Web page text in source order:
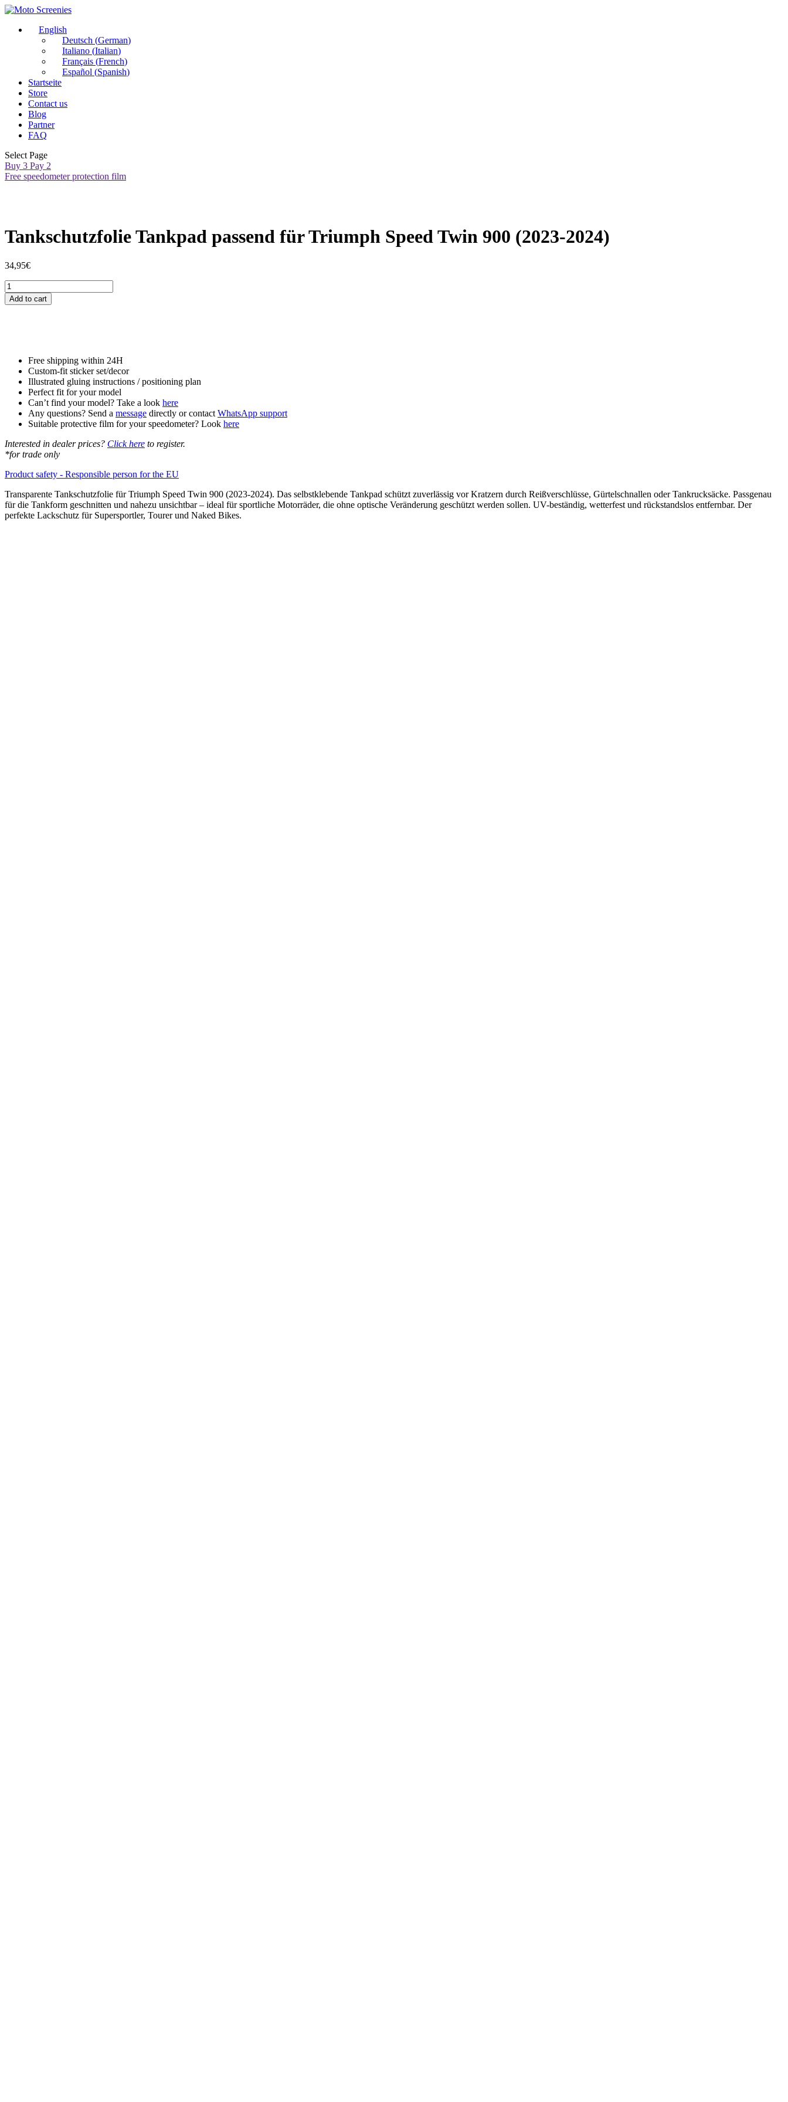
English
Deutsch (German)
Italiano (Italian)
Français (French)
Español (Spanish)
Startseite
Store
Contact us
Blog
Partner
FAQ
Select Page
Buy 3 Pay 2
Free speedometer protection film
Tankschutzfolie Tankpad passend für Triumph Speed Twin 900 (2023-2024)
34,95€
Tankschutzfolie
Tankpad
passend
(2023-
2024)
quantity
Add to cart
Free shipping within 24H
Custom-fit sticker set/decor
Illustrated gluing instructions / positioning plan
Perfect fit for your model
Can’t find your model? Take a look here
Any questions? Send a message directly or contact WhatsApp support
Suitable protective film for your speedometer? Look here
Interested in dealer prices? Click here to register.
*for trade only
Product safety - Responsible person for the EU
Transparente Tankschutzfolie für Triumph Speed Twin 900 (2023-2024). Das selbstklebende Tankpad schützt zuverlässig vor Kratzern durch Reißverschlüsse, Gürtelschnallen oder Tankrucksäcke. Passgenau
für die Tankform geschnitten und nahezu unsichtbar – ideal für sportliche Motorräder, die ohne optische Veränderung geschützt werden sollen. UV-beständig, wetterfest und rückstandslos entfernbar. Der
perfekte Lackschutz für Supersportler, Tourer und Naked Bikes.